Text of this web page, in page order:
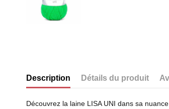
Description Détails du produit
Découvrez la laine LISA UNI dans sa nuance